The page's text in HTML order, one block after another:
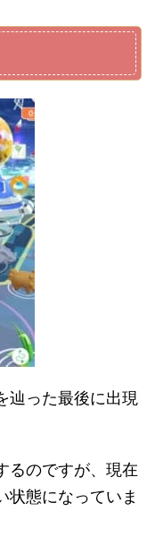
辿った最後に出現
るのですが、現在
状態になっていま